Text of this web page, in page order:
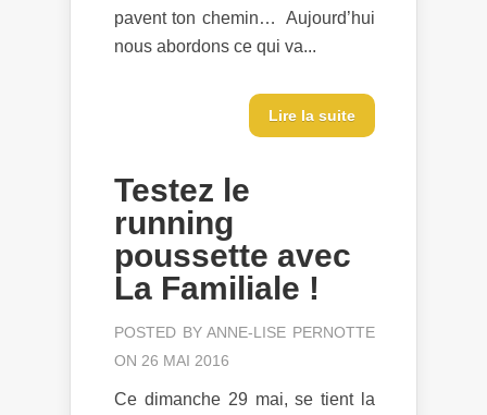
pavent ton chemin… Aujourd’hui
nous abordons ce qui va...
Lire la suite
Testez le
running
poussette avec
La Familiale !
POSTED BYANNE-LISE PERNOTTE
ON 26 MAI 2016
Ce dimanche 29 mai, se tient la